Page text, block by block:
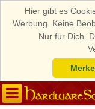
Hier gibt es
Werbung. Keine
Nur für Dich.